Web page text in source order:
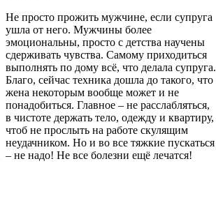
Не просто прожить мужчине, если супруга
ушла от него. Мужчины более
эмоциональны, просто с детства научены
сдерживать чувства. Самому приходиться
выполнять по дому всё, что делала супруга.
Благо, сейчас техника дошла до такого, что
жена некоторым вообще может и не
понадобиться. Главное – не расслабляться,
в чистоте держать тело, одежду и квартиру,
чтоб не прослыть на работе скулящим
неудачником. Но и во все тяжкие пускаться
– не надо! Не все болезни ещё лечатся!